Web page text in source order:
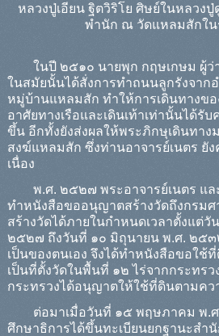
หลวงปู่เอียน ฐิตวิริโย ศิษย์ในหลวง
พำนัก ณ วัดแหลมสักใน
ในปี ๒๕๑๐ นายพุก กฤษเกษม ผู้ว่า
ในสมัยนั้นได้สั่งการทำถนนลูกรังจากอ
หมู่บ้านแหลมสัก ทำให้การเดินทางข
อาศัยทางเรือและเดินเท้าเท่านั้นได้รั
ขึ้น อีกทั้งยังส่งผลให้พระภิกษุเดินทา
สงฆ์แหลมสัก ซึ่งท่านอาจารย์เนตร ยัง
เนื่อง
พ.ศ. ๒๕๒๗ พระอาจารย์เนตร แล
ทำหนังสือขออนุญาตสร้างวัดถึงกรมศ
สร้างวัดได้ภายในกำหนดเวลาตั้งแต่
๒๕๒๗ ถึงวันที่ ๑๐ มิถุนายน พ.ศ. ๒๕๓
เป็นของตนเอง จึงได้ทำหนังสือขอใ
เป็นที่ตั้งวัดในพื้นที่ ๑๒ ไร่จากกระทรว
กระทรวงได้อนุญาตให้ใช้ที่ดินตามคว
ต่อมาเมื่อวันที่ ๑๕ พฤษภาคม พ.ศ.
ศึกษาธิการได้ขึ้นทะเบียนยกฐานะสำ